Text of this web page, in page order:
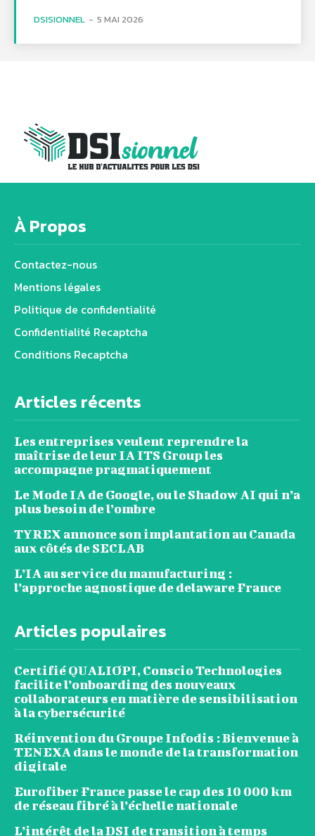
DSISIONNEL - 5 MAI 2026
À Propos
Contactez-nous
Mentions légales
Politique de confidentialité
Confidentialité Recaptcha
Conditions Recaptcha
Articles récents
Les entreprises veulent reprendre la
maîtrise de leur IA ITS Group les
accompagne pragmatiquement
Le Mode IA de Google, ou le Shadow AI qui n’a
plus besoin de l’ombre
TYREX annonce son implantation au Canada
aux côtés de SECLAB
L’IA au service du manufacturing :
l’approche agnostique de delaware France
Articles populaires
Certifié QUALIOPI, Conscio Technologies
facilite l’onboarding des nouveaux
collaborateurs en matière de sensibilisation
à la cybersécurité
Réinvention du Groupe Infodis : Bienvenue à
TENEXA dans le monde de la transformation
digitale
Eurofiber France passe le cap des 10 000 km
de réseau fibré à l’échelle nationale
L’intérêt de la DSI de transition à temps